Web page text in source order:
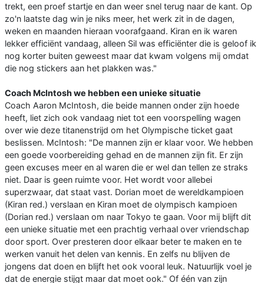
trekt, een proef startje en dan weer snel terug naar de kant. Op
zo'n laatste dag win je niks meer, het werk zit in de dagen,
weken en maanden hieraan voorafgaand. Kiran en ik waren
lekker efficiënt vandaag, alleen Sil was efficiënter die is geloof ik
nog korter buiten geweest maar dat kwam volgens mij omdat
die nog stickers aan het plakken was."
Coach McIntosh we hebben een unieke situatie
Coach Aaron McIntosh, die beide mannen onder zijn hoede
heeft, liet zich ook vandaag niet tot een voorspelling wagen
over wie deze titanenstrijd om het Olympische ticket gaat
beslissen. McIntosh: "De mannen zijn er klaar voor. We hebben
een goede voorbereiding gehad en de mannen zijn fit. Er zijn
geen excuses meer en al waren die er wel dan tellen ze straks
niet. Daar is geen ruimte voor. Het wordt voor allebei
superzwaar, dat staat vast. Dorian moet de wereldkampioen
(Kiran red.) verslaan en Kiran moet de olympisch kampioen
(Dorian red.) verslaan om naar Tokyo te gaan. Voor mij blijft dit
een unieke situatie met een prachtig verhaal over vriendschap
door sport. Over presteren door elkaar beter te maken en te
werken vanuit het delen van kennis. En zelfs nu blijven de
jongens dat doen en blijft het ook vooral leuk. Natuurlijk voel je
dat de energie stijgt maar dat moet ook." Of één van zijn